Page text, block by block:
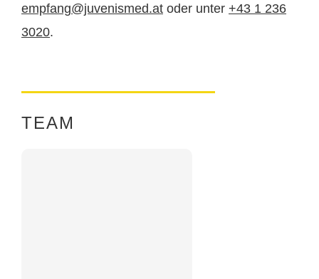
empfang@juvenismed.at oder unter +43 1 236
3020.
TEAM